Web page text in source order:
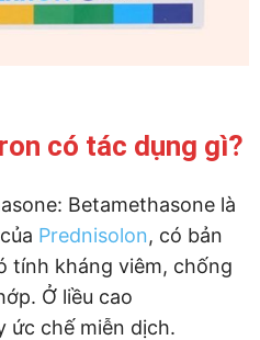
có tác dụng gì?
Betamethasone là
Prednisolon, có bản
kháng viêm, chống
Ở liều cao
ức chế miễn dịch.